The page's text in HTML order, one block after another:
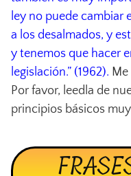
ley no puede cambiar
a los desalmados, y
y tenemos que hacer
legislación.” (1962).
Por favor, leedla de
principios básicos